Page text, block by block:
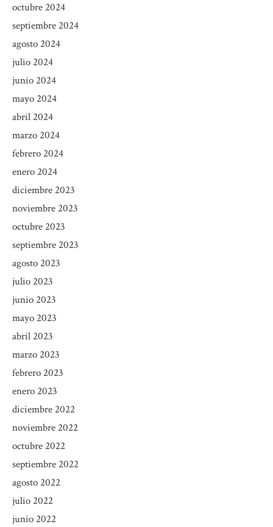
octubre 2024
septiembre 2024
agosto 2024
julio 2024
junio 2024
mayo 2024
abril 2024
marzo 2024
febrero 2024
enero 2024
diciembre 2023
noviembre 2023
octubre 2023
septiembre 2023
agosto 2023
julio 2023
junio 2023
mayo 2023
abril 2023
marzo 2023
febrero 2023
enero 2023
diciembre 2022
noviembre 2022
octubre 2022
septiembre 2022
agosto 2022
julio 2022
junio 2022